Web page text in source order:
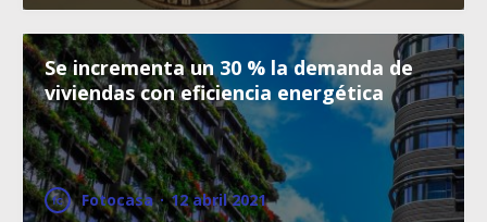
Se incrementa un 30 % la demanda de
viviendas con eficiencia energética
Fotocasa · 12 abril 2021